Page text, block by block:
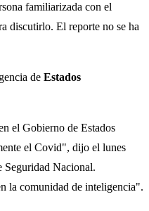
familiarizada con el
discutirlo. El reporte no se ha
de Estados
el Gobierno de Estados
el Covid", dijo el lunes
Seguridad Nacional.
la comunidad de inteligencia".